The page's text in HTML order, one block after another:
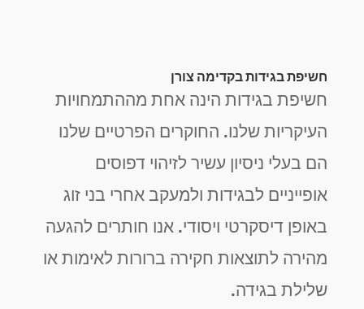
חשיפת בגידות בקדימה צורן
חשיפת בגידות הינה אחת מההתמחויות
העיקריות שלנו. החוקרים הפרטיים שלנו
הם בעלי ניסיון עשיר לזיהוי דפוסים
אופייניים לבגידות ולמעקב אחרי בני זוג
באופן דיסקרטי ויסודי. אנו חותרים להגעה
מהירה לתוצאות חקירה ברורות לאימות או
שלילת בגידה.